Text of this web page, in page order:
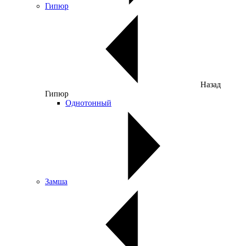
Гипюр
Назад
Гипюр
Однотонный
Замша